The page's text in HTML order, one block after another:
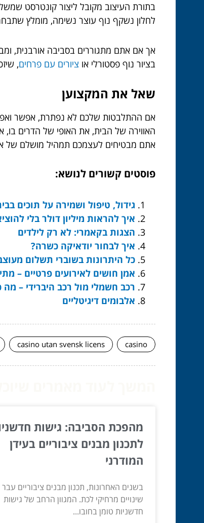
בתורת העיצוב מקובל ליצור קונטרסט
לחלון נשקף נוף עוצר נשימה, מומלץ
אך אם אתם מתגוררים בסביבה אורבנית,
בציור נוף פסטורלי או ציורים עם פרחים,
שאל את המקצוען
אם ההתלבטות שלכם לא נפתרת, אפשר
האווירה של הבית, את האופי של הדרים בו,
אתם מבטיחים לעצמכם תמהיל מושלם של
פוסטים קשורים לנושא:
גידול, טיפול ושמירה על תוכים
איך להראות מיליון דולר בלי
הצגות בקאמרי: לא רק לילדים
איך לבחור יודאיקה כשרה?
כל היתרונות בשוברי תשלום
אמן חושים לאירועים פרטיים – מתי
רכב חשמלי מול רכב היברידי – מה
אלבומים דיגיטליים
casino
casino utan svensk licens
מהפכת הסביבה: גישות
לתכנון מבנים ציבוריים בעידן
המודרני
בשנים האחרונות, תכנון מבנים ציבוריים עבר
שינויים מרחיקי לכת. המגוון הרחב של גישות
חדשניות טומן בחובו...